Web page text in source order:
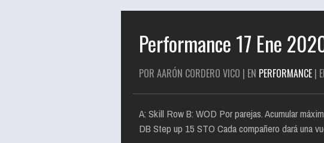
Performance 17 Ene
POR AARÓN CORDERO VICO | EN PERFORMANCE |
A: Skill Row B: WOD Por parejas. Acumular
DB Step up 15 STO Cada compañero dará una